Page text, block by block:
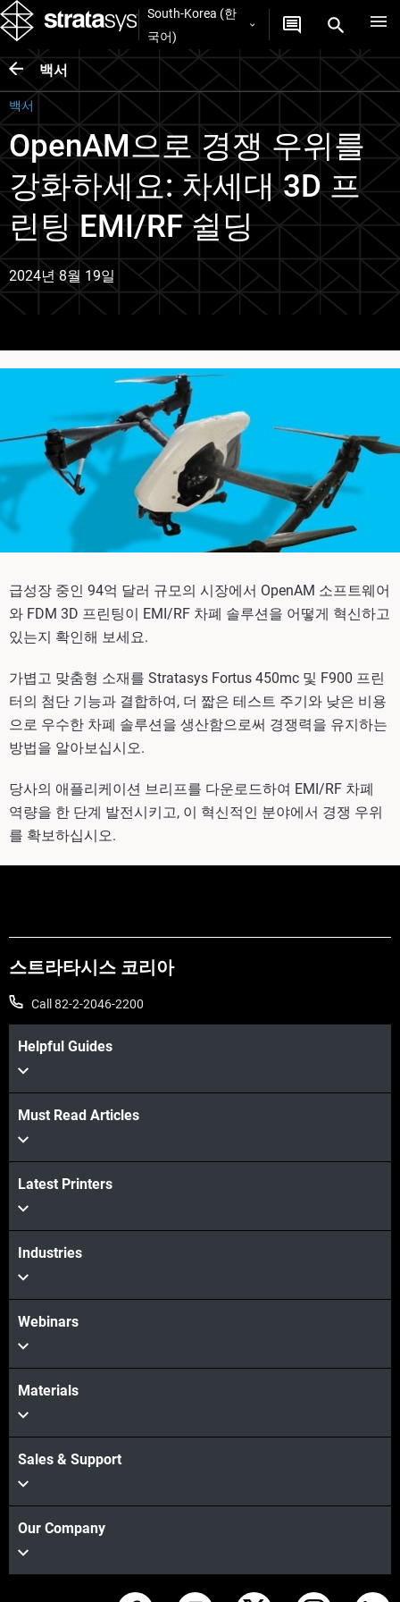
South-Korea (한
국어)
백서
백서
OpenAM으로 경쟁 우위를
강화하세요: 차세대 3D 프
린팅 EMI/RF 쉴딩
2024년 8월 19일
급성장 중인 94억 달러 규모의 시장에서 OpenAM 소프트웨어
와 FDM 3D 프린팅이 EMI/RF 차폐 솔루션을 어떻게 혁신하고
있는지 확인해 보세요.
가볍고 맞춤형 소재를 Stratasys Fortus 450mc 및 F900 프린
터의 첨단 기능과 결합하여, 더 짧은 테스트 주기와 낮은 비용
으로 우수한 차폐 솔루션을 생산함으로써 경쟁력을 유지하는
방법을 알아보십시오.
당사의 애플리케이션 브리프를 다운로드하여 EMI/RF 차폐
역량을 한 단계 발전시키고, 이 혁신적인 분야에서 경쟁 우위
를 확보하십시오.
스트라타시스 코리아
Call 82-2-2046-2200
Helpful Guides
Must Read Articles
Latest Printers
Industries
Webinars
Materials
Sales & Support
Our Company